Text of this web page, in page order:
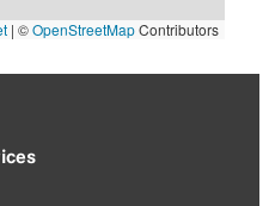
| ©OpenStreetMapContributors